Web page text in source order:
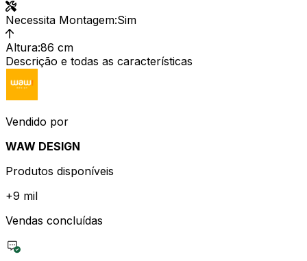
Necessita Montagem:Sim
Altura:86 cm
Descrição e todas as características
Vendido por
WAW DESIGN
Produtos disponíveis
+9 mil
Vendas concluídas